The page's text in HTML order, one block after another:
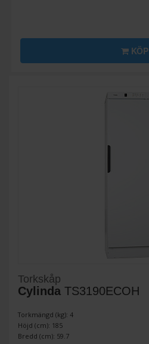
KÖP
Torkskåp
Cylinda TS3190ECOH
Torkmängd (kg): 4
Höjd (cm): 185
Bredd (cm): 59.7